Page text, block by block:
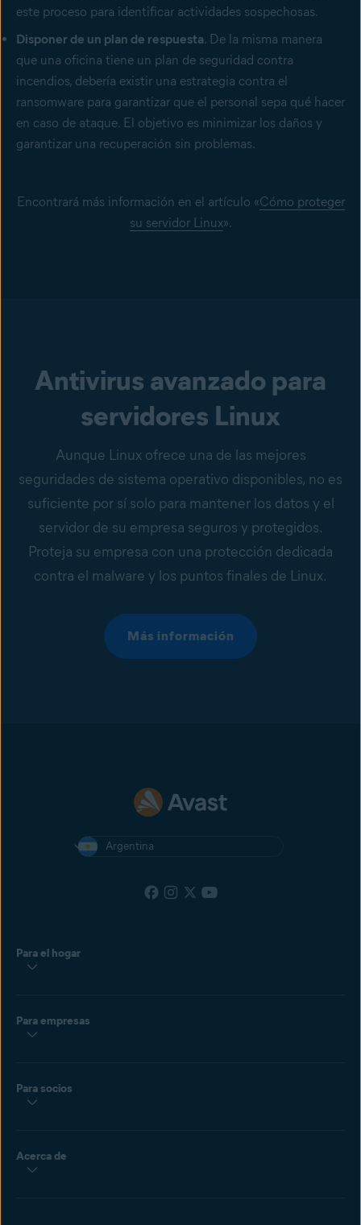
este proceso para identificar actividades sospechosas.
Disponer de un plan de respuesta. De la misma manera
que una oficina tiene un plan de seguridad contra
incendios, debería existir una estrategia contra el
ransomware para garantizar que el personal sepa qué hacer
en caso de ataque. El objetivo es minimizar los daños y
garantizar una recuperación sin problemas.
Encontrará más información en el artículo «Cómo proteger
su servidor Linux».
Antivirus avanzado para
servidores Linux
Aunque Linux ofrece una de las mejores
seguridades de sistema operativo disponibles, no es
suficiente por sí solo para mantener los datos y el
servidor de su empresa seguros y protegidos.
Proteja su empresa con una protección dedicada
contra el malware y los puntos finales de Linux.
Más información
Argentina
Para el hogar
Para empresas
Para socios
Acerca de